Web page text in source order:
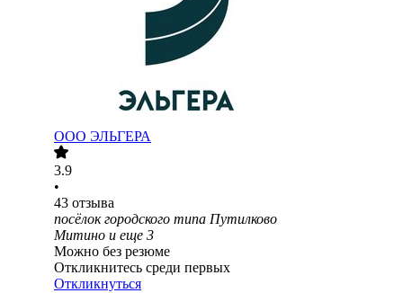
ООО ЭЛЬГЕРА
3.9
•
43 отзыва
посёлок городского типа Путилково
Митино и еще 3
Можно без резюме
Откликнитесь среди первых
Откликнуться